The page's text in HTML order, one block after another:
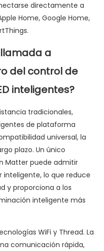
directamente a
Home, Google Home,
a
del control de
inteligentes?
tradicionales,
de plataforma
universal, la
plazo. Un único
Matter puede admitir
lo que reduce
y proporciona a los
inteligente más
WiFi y Thread. La
comunicación rápida,